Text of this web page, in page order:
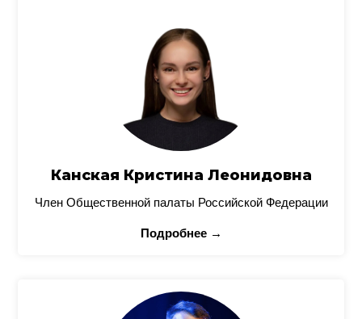
Канская Кристина Леонидовна
Член Общественной палаты Российской Федерации
Подробнее →